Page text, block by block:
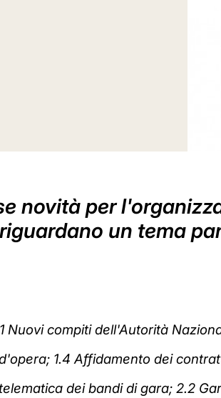
novità per
un tema
Nuovi compiti dell'Autorità
1.4Affidamento dei
dei bandi di gara; 2.2